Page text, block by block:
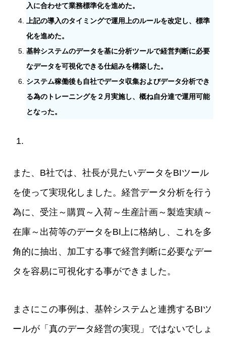
入に合わせて業務標準化を進めた。
上記の導入のタイミングで運用上のルールを改定し、標準
化を進めた。
基幹システムのデータを基に分析ツールで経営判断に必要
なデータを可視化できる仕組みを構築した。
システム稼働後も自社でデータ収集およびデータ分析でき
る為のトレーニングを２月実施し、概ね自分達で運用可能
となった。
また、B社では、社長が見たいデータをBIツール
を使って実現化しました。経営データ分析を行う
為に、受注～購買～入荷～生産計画～製造実績～
在庫～出荷等のデータをBI上に格納し、これを多
角的に抽出、加工する事で経営判断に必要なデー
タを容易に可視化する事ができました。
まさにこの事例は、基幹システムと連携するBIツ
ールが「真のデータ経営の実現」ではないでしょ